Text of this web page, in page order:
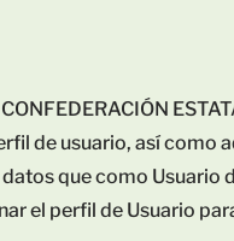
de usuario, así como
que como
el perfil de Usuario